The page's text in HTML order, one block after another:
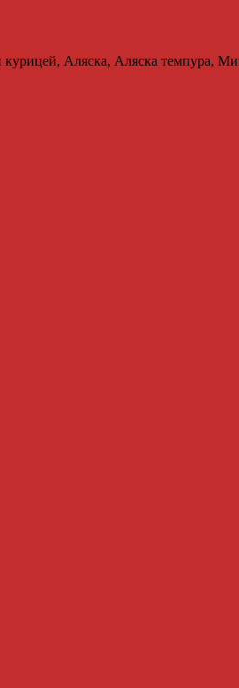
Аляска, Аляска темпура,